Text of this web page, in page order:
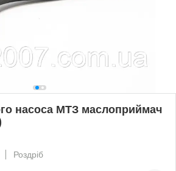
насоса МТЗ маслоприймач
Роздріб